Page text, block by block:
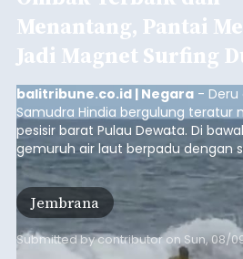
Menantang, Pantai
Jadi Magnet Surfing
balitribune.co.id | Negara - Deru
Samudra Hindia bergulung teratur
pesisir barat Pulau Dewata. Di
gemuruh air laut berpadu dengan
penonton yang memadati Pantai
Kecamatan Pekutatan pada
Ratusan peselancar dari berbagai
nusantara berkompetisi
terbaik dan menantang.
Jembrana
Submitted bycontributoron Sun, 08/